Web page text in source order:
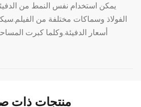
يمكن استخدام نفس النمط من
الفولاذ وسماكات مختلفة من
أسعار الدفيئة.وكلما كبرت
منتجات ذات